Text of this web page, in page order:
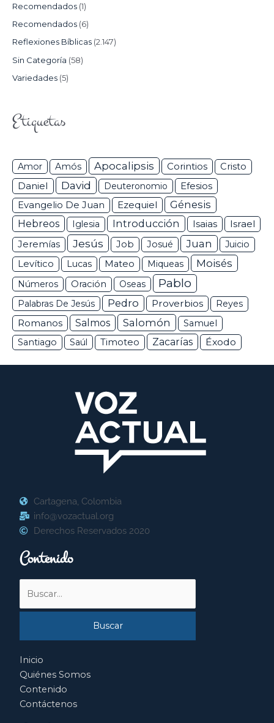
Recomendados (1)
Recomendados (6)
Reflexiones Bíblicas (2.147)
Sin Categoría (58)
Variedades (5)
Etiquetas
Amor Amós Apocalipsis Corintios Cristo
Daniel David Deuteronomio Efesios
Evangelio De Juan Ezequiel
Génesis
Hebreos
Iglesia Introducción Isaias Israel
Jeremías Jesús Job Josué Juan
Juicio
Levítico
Lucas Mateo Miqueas Moisés
Números Oración Oseas Pablo
Palabras De Jesús Pedro Proverbios Reyes
Romanos Salmos Salomón
Samuel
Santiago
Saúl Timoteo Zacarías Éxodo
Cartagena, Colombia
info@vozactual.org
Derechos Reservados 2020
Contenido
por:
Inicio
Quiénes Somos
Contenido
Contáctenos